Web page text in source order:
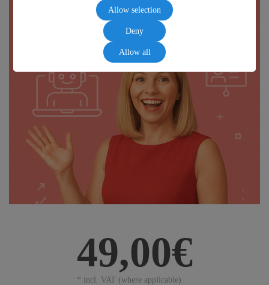
49,00€
* incl. VAT (where applicable)
Allow selection
Deny
Allow all